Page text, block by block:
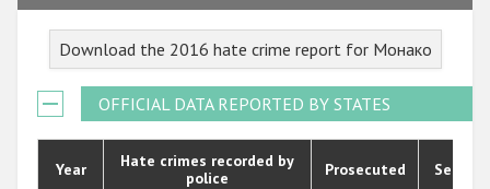
Организации гражданского общества
Государства-участники
2022
2021
2020
Download the 2016 hate crime report for Монако
OFFICIAL DATA REPORTED BY STATES
Year
Hate crimes recorded by
police
Prosecuted